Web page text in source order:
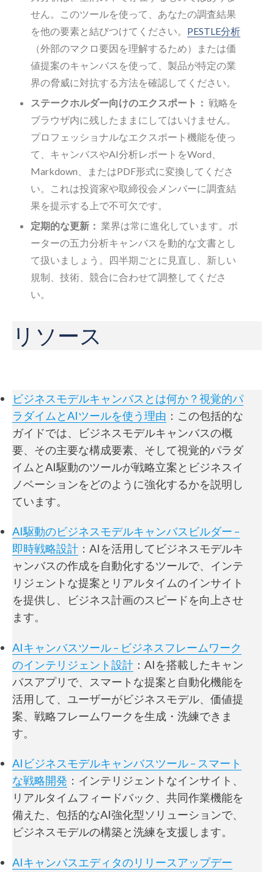
せん。このツールを使って、あなたの調査結果
を他の要素と結びつけてください。 PESTLE分析
（外部のマクロ要因を理解するため）または価
値提案のキャンバスを使って、製品が特定の業
界の脅威に対抗する方法を確認してください。
ステークホルダー向けのエクスポート： 戦略を
ブラウザ内に残したままにしてはいけません。
プロフェッショナルなエクスポート機能を使っ
て、キャンバスやAI分析レポートをWord、
Markdown、またはPDF形式に変換してくださ
い。これは投資家や取締役会メンバーに調査結
果を提示する上で不可欠です。
定期的な更新： 業界は常に進化しています。ポ
ーターの五力分析キャンバスを動的な文書とし
て扱いましょう。四半期ごとに見直し、新しい
規制、技術、競合に合わせて調整してくださ
い。
リソース
ビジネスモデルキャンバスとは何か？視覚的パ
ラダイムとAIツールを使う理由 ：この包括的な
ガイドでは、ビジネスモデルキャンバスの概
要、その主要な構成要素、そして視覚的パラダ
イムとAI駆動のツールが戦略立案とビジネスイ
ノベーションをどのように強化するかを説明し
ています。
AI駆動のビジネスモデルキャンバスビルダー –
即時戦略設計 ：AIを活用してビジネスモデルキ
ャンバスの作成を自動化するツールで、インテ
リジェントな提案とリアルタイムのインサイト
を提供し、ビジネス計画のスピードを向上させ
ます。
AIキャンバスツール – ビジネスフレームワーク
のインテリジェント設計 ：AIを搭載したキャン
バスアプリで、スマートな提案と自動化機能を
活用して、ユーザーがビジネスモデル、価値提
案、戦略フレームワークを生成・洗練できま
す。
AIビジネスモデルキャンバスツール – スマート
な戦略開発 ：インテリジェントなインサイト、
リアルタイムフィードバック、共同作業機能を
備えた、包括的なAI強化型ソリューションで、
ビジネスモデルの構築と洗練を支援します。
AIキャンバスエディタのリリースアップデー